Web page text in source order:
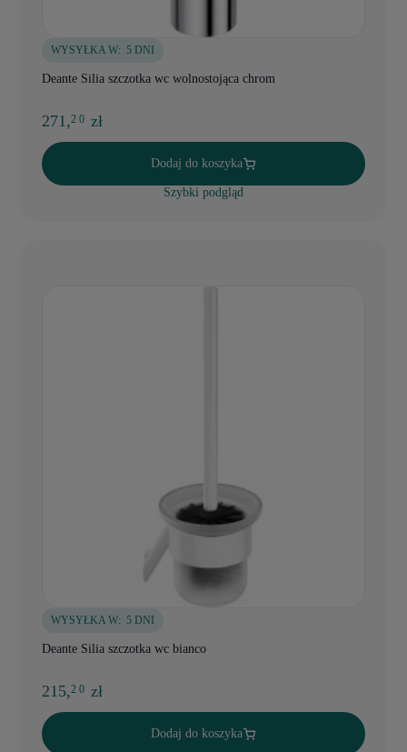
WYSYŁKA W: 5 DNI
Deante Silia szczotka wc wolnostojąca chrom
271,2 0 zł
Dodaj do koszyka
Szybki podgląd
WYSYŁKA W: 5 DNI
Deante Silia szczotka wc bianco
215,2 0 zł
Dodaj do koszyka